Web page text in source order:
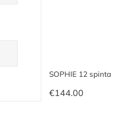
SOPHIE 12 spinta
€144.00